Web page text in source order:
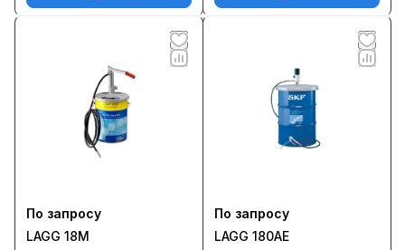
По запросу
LAGG 18M
По запросу
LAGG 180AE